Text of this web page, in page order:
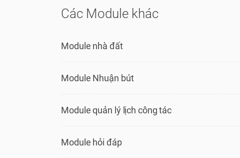
Các Module khác
Module nhà đất
Module Nhuận bút
Module quản lý lịch công tác
Module hỏi đáp